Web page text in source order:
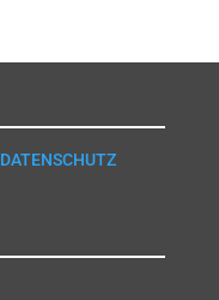
DATENSCHUTZ